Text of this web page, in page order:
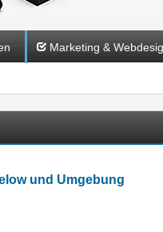
Marketing &
und Umgebung